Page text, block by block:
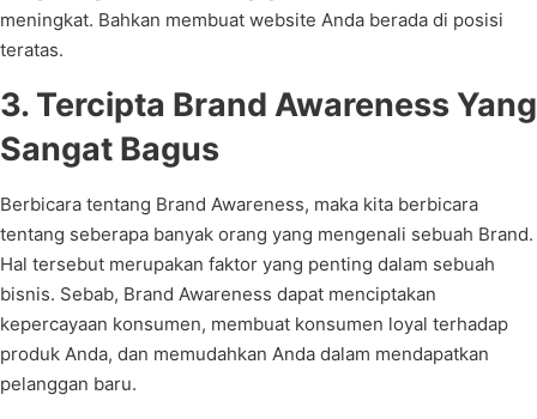
meningkat. Bahkan membuat website Anda berada di posisi
teratas.
3. Tercipta Brand Awareness Yang
Sangat Bagus
Berbicara tentang Brand Awareness, maka kita berbicara
tentang seberapa banyak orang yang mengenali sebuah Brand.
Hal tersebut merupakan faktor yang penting dalam sebuah
bisnis. Sebab, Brand Awareness dapat menciptakan
kepercayaan konsumen, membuat konsumen loyal terhadap
produk Anda, dan memudahkan Anda dalam mendapatkan
pelanggan baru.